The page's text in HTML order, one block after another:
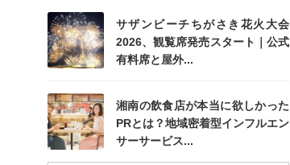
サザンビーチちがさき花火大会
2026、観覧席発売スタート｜公式
有料席と屋外...
湘南の飲食店が本当に欲しかった
PRとは？地域密着型インフルエン
サーサービス...